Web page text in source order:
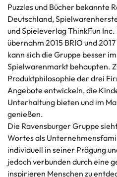
Puzzles und Bücher bekannte
Deutschland,
und Spieleverlag ThinkFun
übernahm 2015 BRIO und
kann sich die Gruppe besser
Spielwarenmarkt behaupten.
Produktphilosophie der drei
Angebote entwickeln, die
Unterhaltung bieten und im
genießen.
Die Ravensburger Gruppe
Wortes als
individuell in seiner Prägung
jedoch verbunden durch eine
inspirieren Menschen zu